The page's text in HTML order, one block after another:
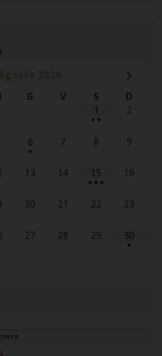
G V S
D
1
• •
2
6
•
7 8 9
13 14 15
• • •
16
20 21 22 23
27 28 29 30
•